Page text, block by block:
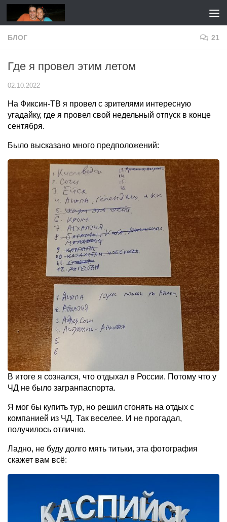
Перейти к содержимому
БЛОГ 21
Где я провел этим летом
02.10.2022
На Фиксин-ТВ я провел с зрителями интересную
угадайку, где я провел свой недельный отпуск в конце
сентября.
Было высказано много предположений:
В итоге я сознался, что отдыхал в России. Потому что у
ЧД не было загранпаспорта.
Я мог бы купить тур, но решил сгонять на отдых с
компанией из ЧД. Так веселее. И не прогадал,
получилось отлично.
Ладно, не буду долго мять титьки, эта фотография
скажет вам всё: